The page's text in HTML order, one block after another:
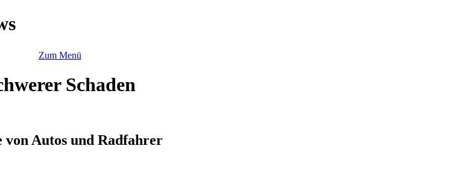
Zum Menü
Schaden
von Autos und Radfahrer